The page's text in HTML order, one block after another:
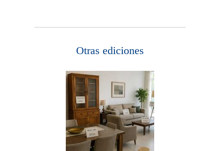
Otras ediciones